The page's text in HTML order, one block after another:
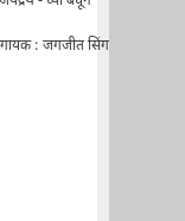
: जगजीत सिंग